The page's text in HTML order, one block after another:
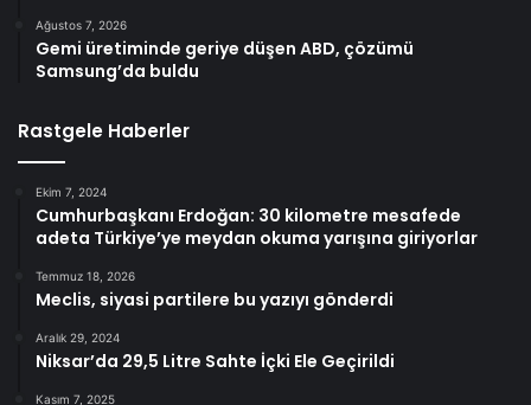
Ağustos 7, 2026
Gemi üretiminde geriye düşen ABD, çözümü
Samsung’da buldu
Rastgele Haberler
Ekim 7, 2024
Cumhurbaşkanı Erdoğan: 30 kilometre mesafede
adeta Türkiye’ye meydan okuma yarışına giriyorlar
Temmuz 18, 2026
Meclis, siyasi partilere bu yazıyı gönderdi
Aralık 29, 2024
Niksar’da 29,5 Litre Sahte İçki Ele Geçirildi
Kasım 7, 2025